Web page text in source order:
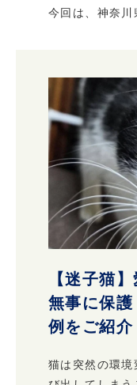
今回は、神奈
【迷子猫
無事に保
例をご紹介
猫は突然の環